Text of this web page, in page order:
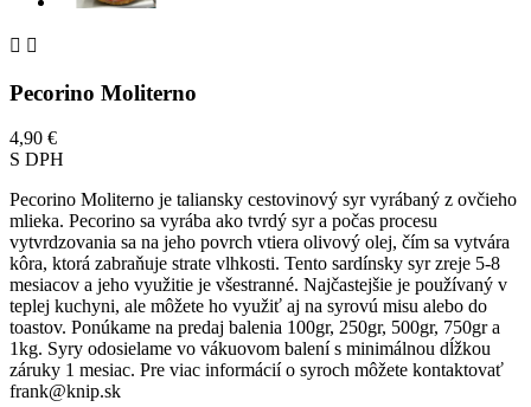
 
Pecorino Moliterno
4,90 €
S DPH
Pecorino Moliterno je taliansky cestovinový syr vyrábaný z ovčieho
mlieka. Pecorino sa vyrába ako tvrdý syra počas procesu
vytvrdzovania sa na jeho povrch vtiera olivový olej, čím sa vytvára
kôra, ktorá zabraňuje strate vlhkosti. Tento sardínsky syr zreje 5-8
mesiacov a jeho využitie je všestranné. Najčastejšie je používaný v
teplej kuchyni, ale môžete ho využiť aj na syrovú misu alebo do
toastov. Ponúkame na predaj balenia 100gr, 250gr, 500gr, 750gr a
1kg. Syry odosielame vo vákuovom balení s minimálnou dĺžkou
záruky 1 mesiac. Pre viac informácií o syroch môžete kontaktovať
frank@knip.sk